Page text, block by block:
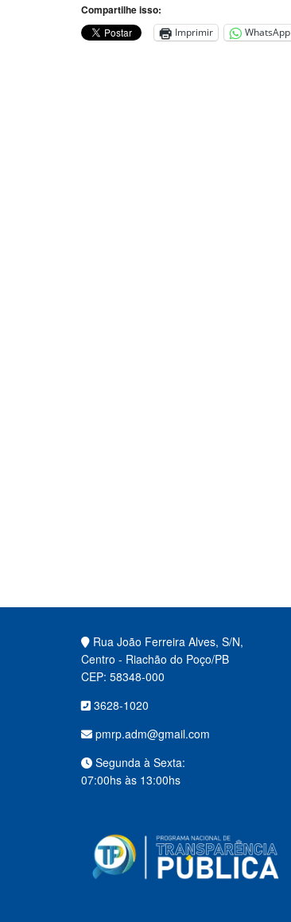
Compartilhe isso:
Imprimir WhatsApp
Rua João Ferreira Alves, S/N,
Centro - Riachão do Poço/PB
CEP: 58348-000
3628-1020
pmrp.adm@gmail.com
Segunda à Sexta:
07:00hs às 13:00hs